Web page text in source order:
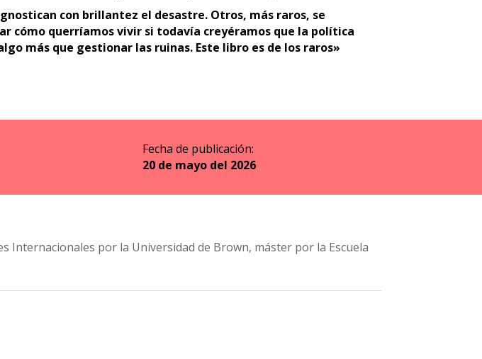
con brillantez el desastre. Otros, más raros, se
cómo querríamos vivir si todavía creyéramos que la política
más que gestionar las ruinas. Este libro es de los raros»
Fecha de publicación:
20 de mayo del 2026
Internacionales por la Universidad de Brown, máster por la Escuela